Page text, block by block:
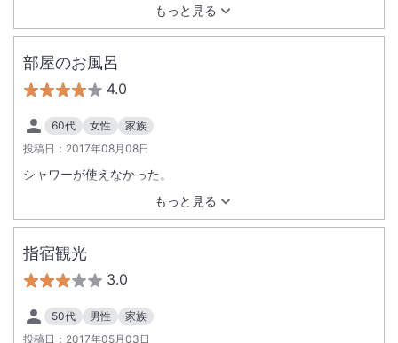
もっと見る
部屋のお風呂
4.0
60代 女性
家族
投稿日： 2017年08月08日
もっと見る
シャワーが使えなかった。
指宿観光
3.0
50代 男性
家族
投稿日： 2017年05月03日